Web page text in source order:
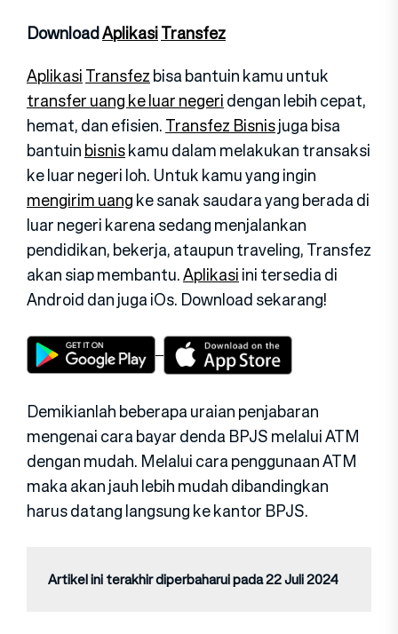
DownloadAplikasiTransfez
AplikasiTransfezbisa bantuin kamu untuk
transfer uang ke luar negeridengan lebih cepat,
hemat, dan efisien.Transfez Bisnisjuga bisa
bantuinbisniskamu dalam melakukan transaksi
ke luar negeri loh. Untuk kamu yang ingin
mengirim uangke sanak saudara yang berada di
luar negeri karena sedang menjalankan
pendidikan, bekerja, ataupun traveling, Transfez
akan siap membantu.Aplikasiini tersedia di
Android dan juga iOs. Download sekarang!
Demikianlah beberapa uraian penjabaran
mengenai cara bayar denda BPJS melalui ATM
dengan mudah. Melalui cara penggunaan ATM
maka akan jauh lebih mudah dibandingkan
harus datang langsung ke kantor BPJS.
Artikel ini terakhir diperbaharui pada 22 Juli 2024